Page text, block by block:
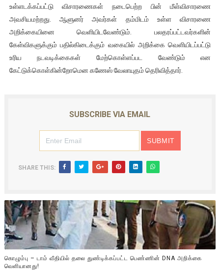
உள்ளடக்கப்பட்டு விசாரணைகள் நடைபெற்ற பின் மீள்விசாரணை
அவசியமற்றது. ஆளுனர் அவர்கள் தம்மிடம் உள்ள விசாரணை
அறிக்கையினை வெளியிடவேண்டும். பலதரப்பட்டவர்களின்
கேள்விகளுக்கும் பதில்கிடைக்கும் வகையில் அறிக்கை வெளியிடப்பட்டு
உரிய நடவடிக்கைகள் மேற்கொள்ளப்பட வேண்டும் என
கேட்டுக்கொள்கின்றோமென கணேஸ் வேலாயுதம் தெரிவித்தார்.
SUBSCRIBE VIA EMAIL
SHARE THIS:
கொழும்பு – டாம் வீதியில் தலை துண்டிக்கப்பட்ட பெண்ணின் DNA அறிக்கை
வௌியானது!